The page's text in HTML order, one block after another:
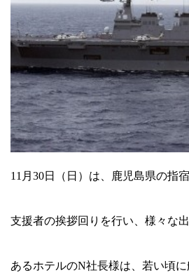
11 月 30日（日）は、鹿児島県の指
支援者の挨拶回りを行い、様々な
あるホテルのN社長様は、若い頃